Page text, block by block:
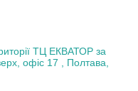
ТЦ ЕКВАТОР за
офіс 17 , Полтава,